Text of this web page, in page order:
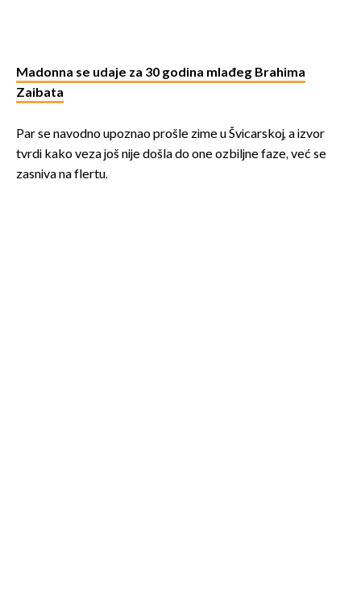
Madonna se udaje za 30 godina mlađeg Brahima
Zaibata
Par se navodno upoznao prošle zime u Švicarskoj, a izvor
tvrdi kako veza još nije došla do one ozbiljne faze, već se
zasniva na flertu.